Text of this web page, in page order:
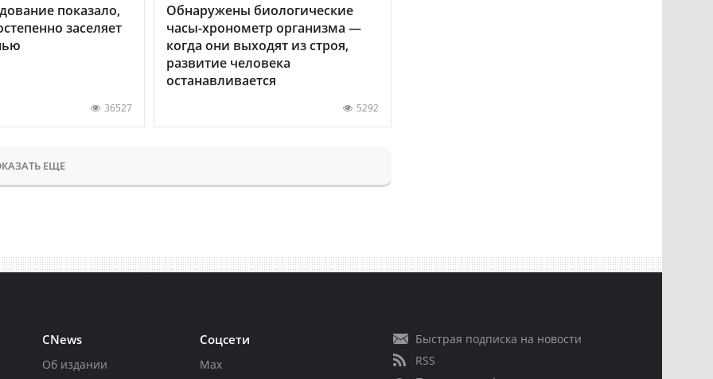
показало,
заселяет
36527
Обнаружены биологические
часы-хронометр организма —
когда они выходят из строя,
развитие человека
останавливается
5292
ЕЩЕ
CNews
Об издании
Соцсети
Max
Быстрая подписка на новости
RSS